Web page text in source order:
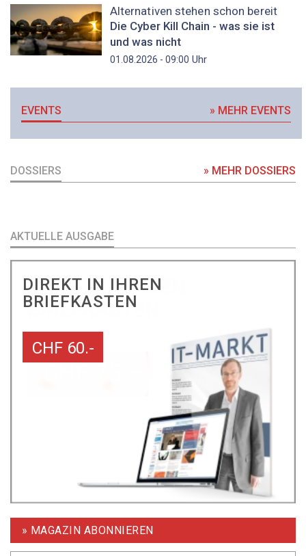
Alternativen stehen schon bereit
Die Cyber Kill Chain - was sie ist
und was nicht
01.08.2026 - 09:00 Uhr
EVENTS » MEHR EVENTS
DOSSIERS » MEHR DOSSIERS
AKTUELLE AUSGABE
DIREKT IN IHREN
BRIEFKASTEN
CHF 60.-
» MAGAZIN ABONNIEREN